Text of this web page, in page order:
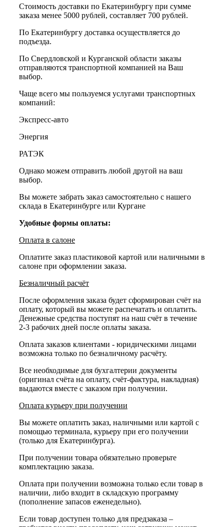
Стоимость доставки по Екатеринбургу при сумме
заказа менее 5000 рублей, составляет 700 рублей.
По Екатеринбургу доставка осуществляется до
подъезда.
По Свердловской и Курганской области заказы
отправляются транспортной компанией на Ваш
выбор.
Чаще всего мы пользуемся услугами транспортных
компаний:
Экспресс-авто
Энергия
РАТЭК
Однако можем отправить любой другой на ваш
выбор.
Вы можете забрать заказ самостоятельно с нашего
склада в Екатеринбурге или Кургане
Удобные формы оплаты:
Оплата в салоне
Оплатите заказ пластиковой картой или наличными в
салоне при оформлении заказа.
Безналичный расчёт
После оформления заказа будет сформирован счёт на
оплату, который вы можете распечатать и оплатить.
Денежные средства поступят на наш счёт в течение
2-3 рабочих дней после оплаты заказа.
Оплата заказов клиентами - юридическими лицами
возможна только по безналичному расчёту.
Все необходимые для бухгалтерии документы
(оригинал счёта на оплату, счёт-фактура, накладная)
выдаются вместе с заказом при получении.
Оплата курьеру при получении
Вы можете оплатить заказ, наличными или картой с
помощью терминала, курьеру при его получении
(только для Екатеринбурга).
При получении товара обязательно проверьте
комплектацию заказа.
Оплата при получении возможна только если товар в
наличии, либо входит в складскую программу
(пополнение запасов еженедельно).
Если товар доступен только для предзаказа –